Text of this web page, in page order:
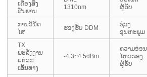
ເຄື່ອງສົ່ງ
ສັນຍານ
1310nm
ຜູ້ຮັບ
ການວິນິດ
ໄສ
ຮອງຮັບ DDM
ຊ່ວງ
ອຸນຫະພູມ
TX
ພະລັງງານ
ແຕ່ລະ
ເສັ້ນທາງ
-4.3~4.5dBm
ຄວາມອ່ອນ
ໄຫວຂອງ
ຜູ້ຮັບ